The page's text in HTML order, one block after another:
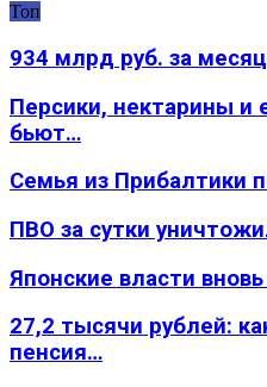
Топ
934 млрд руб. за
Персики, нектарины и
бьют…
Семья из Прибалтики
ПВО за сутки
Японские власти
27,2 тысячи рублей:
пенсия…